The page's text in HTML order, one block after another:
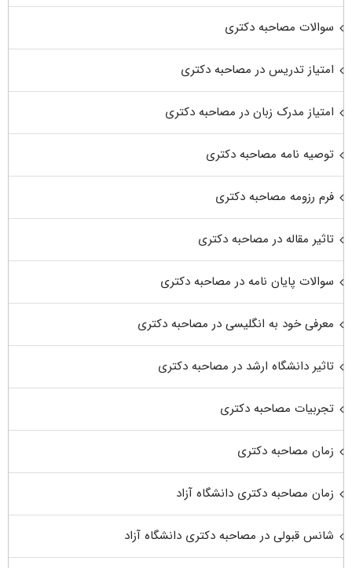
سوالات مصاحبه دکتری
امتیاز تدریس در مصاحبه دکتری
امتیاز مدرک زبان در مصاحبه دکتری
توصیه نامه مصاحبه دکتری
فرم رزومه مصاحبه دکتری
تاثیر مقاله در مصاحبه دکتری
سوالات پایان نامه در مصاحبه دکتری
معرفی خود به انگلیسی در مصاحبه دکتری
تاثیر دانشگاه ارشد در مصاحبه دکتری
تجربیات مصاحبه دکتری
زمان مصاحبه دکتری
زمان مصاحبه دکتری دانشگاه آزاد
شانس قبولی در مصاحبه دکتری دانشگاه آزاد